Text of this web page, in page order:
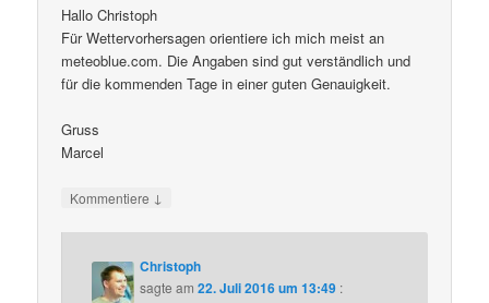
Hallo Christoph
Für Wettervorhersagen orientiere ich mich meist an
meteoblue.com. Die Angaben sind gut verständlich und
für die kommenden Tage in einer guten Genauigkeit.
Gruss
Marcel
Kommentiere ↓
Christoph
sagte am22. Juli 2016 um 13:49 :